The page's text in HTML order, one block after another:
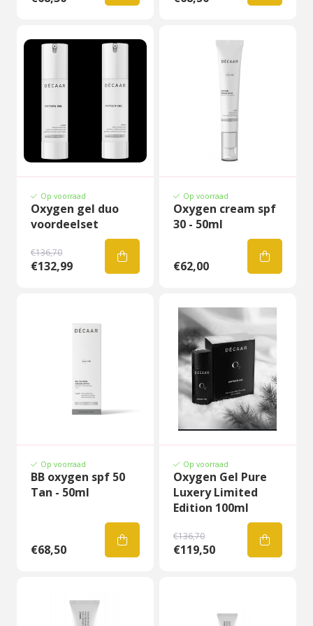
Op voorraad
Oxygen gel duo
voordeelset
€136,70
€132,99
Op voorraad
Oxygen cream spf
30 - 50ml
€62,00
Op voorraad
BB oxygen spf 50
Tan - 50ml
€68,50
Op voorraad
Oxygen Gel Pure
Luxery Limited
Edition 100ml
€136,70
€119,50